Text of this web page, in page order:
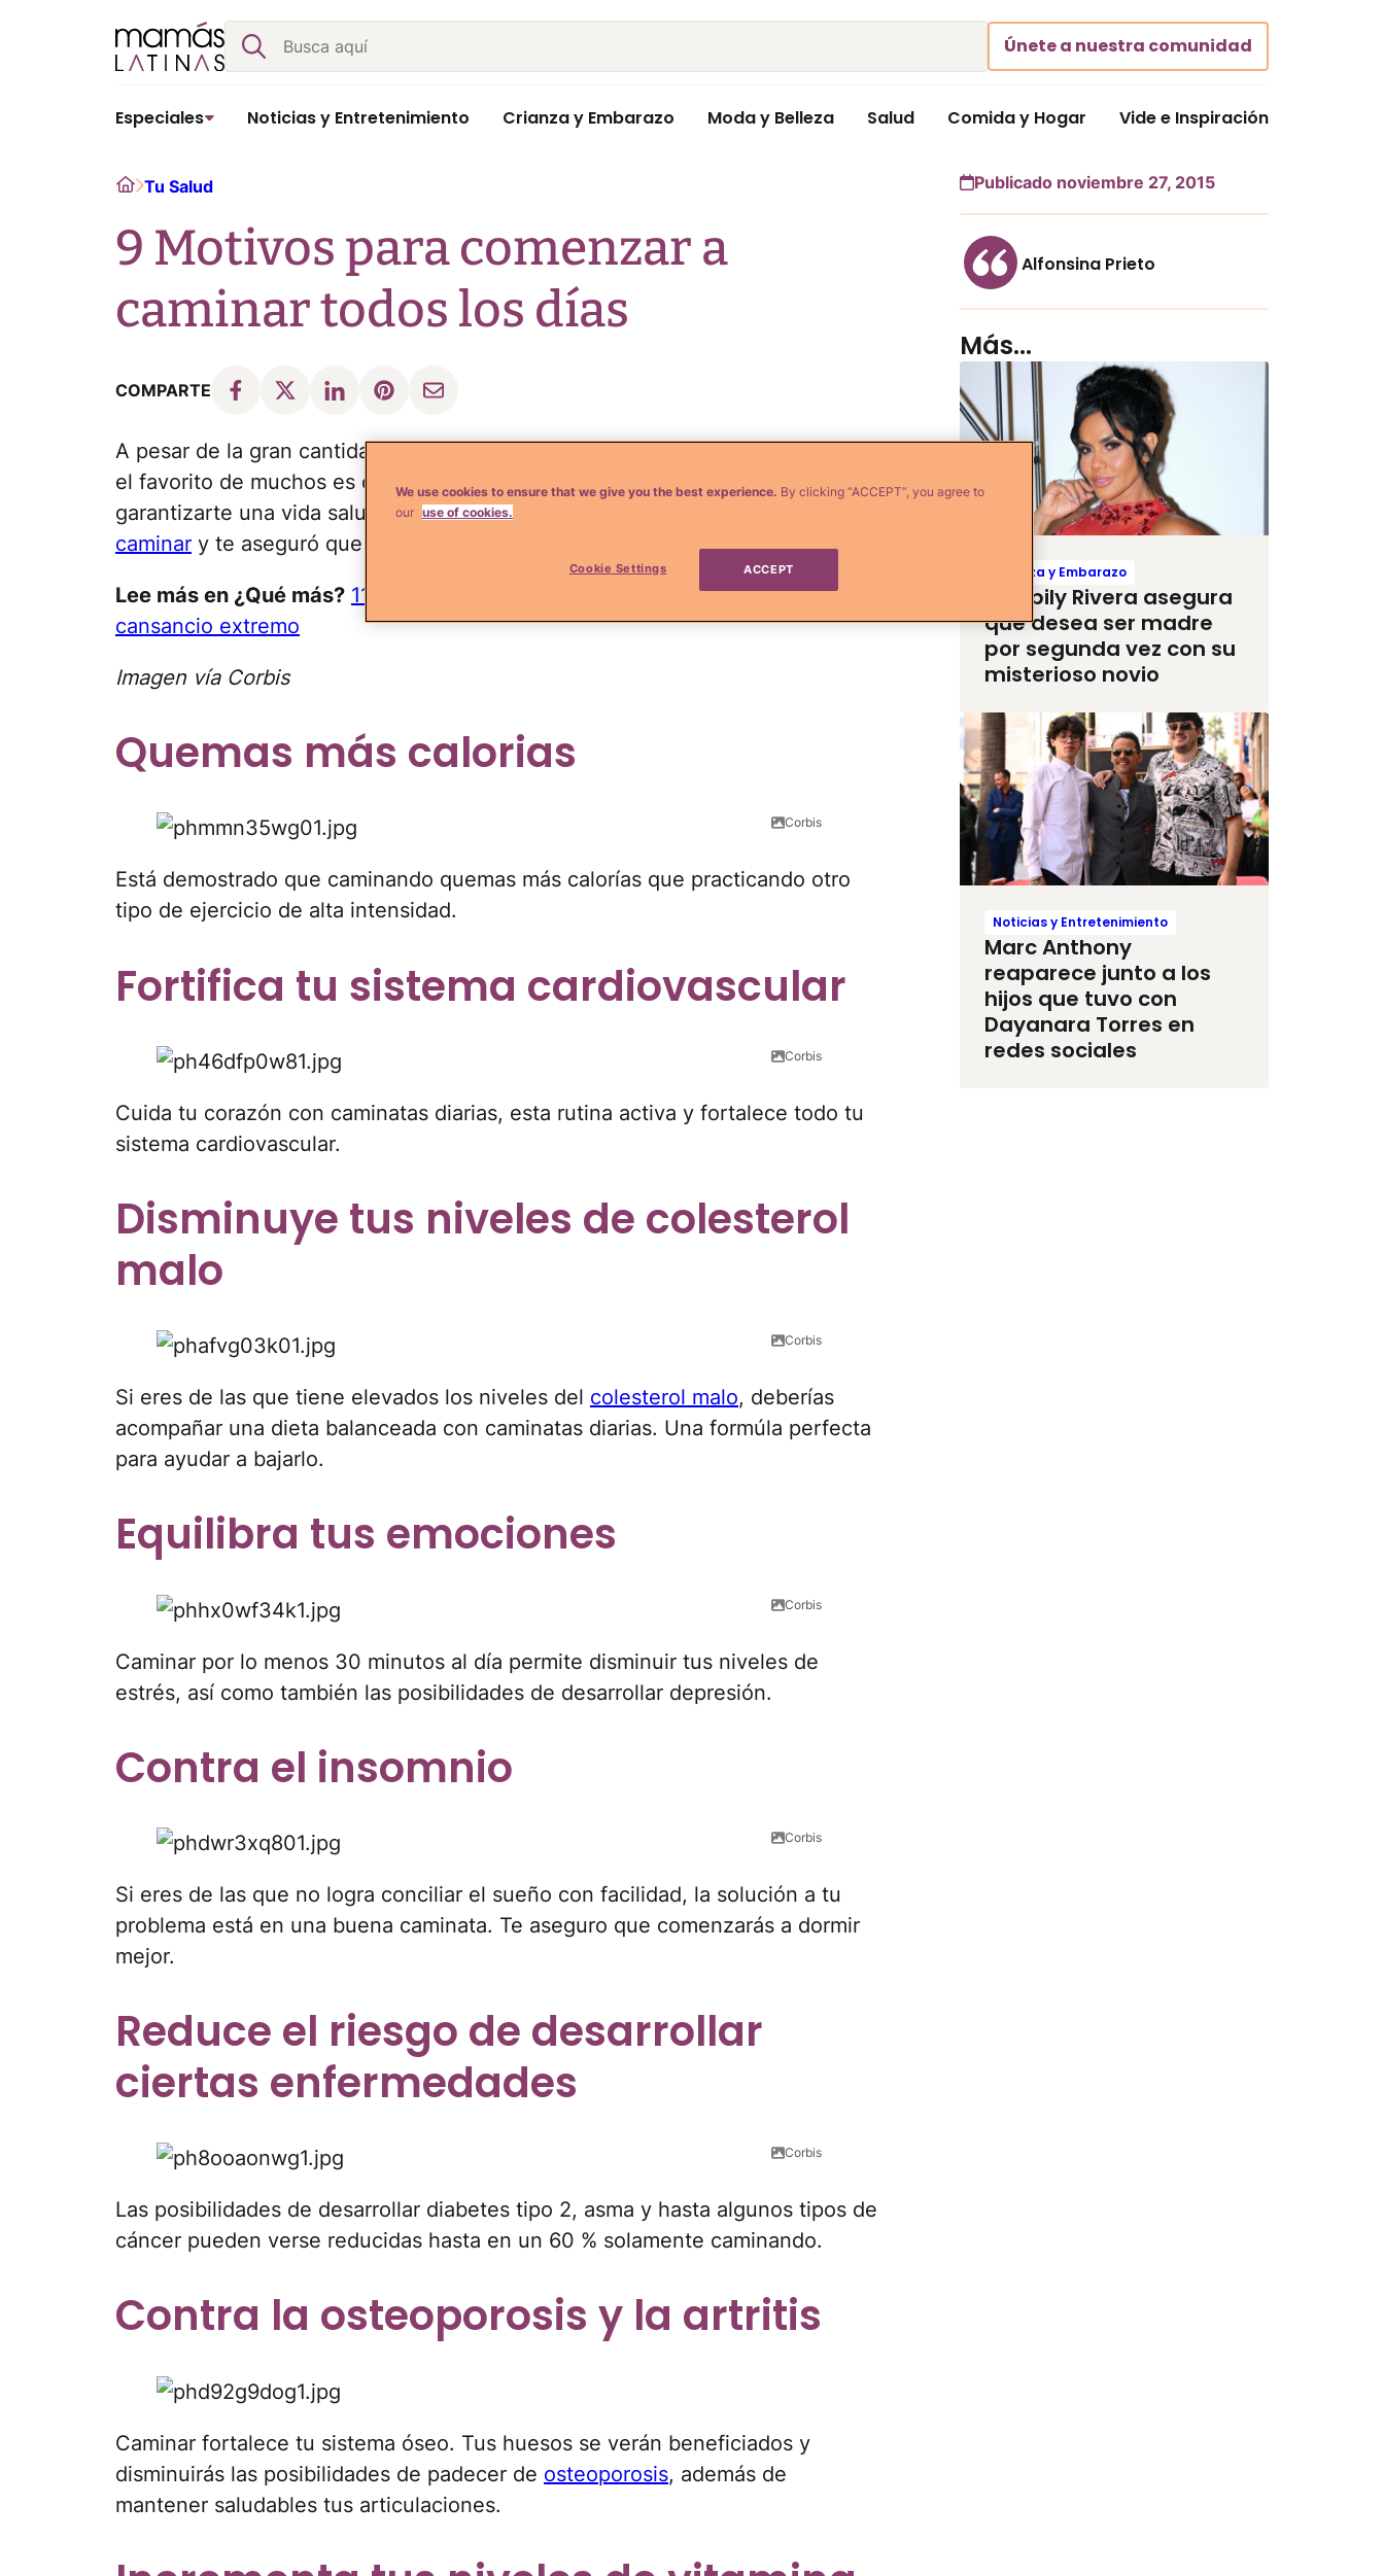
Buscar
Únete a nuestra comunidad
Especiales Noticias y Entretenimiento Crianza y Embarazo Moda y Belleza Salud Comida y Hogar Vide e Inspiración
HomeTu Salud
9 Motivos para comenzar a
caminar todos los días
COMPARTE
A pesar de la gran cantidad de ejercicios, deportes y disciplinas que existen,
el favorito de muchos es caminar, quizás porque es la manera más sencilla de
garantizarte una vida saludable.Descubre aquí algunos de los beneficios de
caminar y te aseguró que van más allá de quitarte esas libritas de más.
Lee más en ¿Qué más? 11 Alimentos revitalizantes para acabar con el
cansancio extremo
Imagen vía Corbis
Quemas más calorias
Corbis
Está demostrado que caminando quemas más calorías que practicando otro
tipo de ejercicio de alta intensidad.
Fortifica tu sistema cardiovascular
Corbis
Cuida tu corazón con caminatas diarias, esta rutina activa y fortalece todo tu
sistema cardiovascular.
Disminuye tus niveles de colesterol
malo
Corbis
Si eres de las que tiene elevados los niveles del colesterol malo, deberías
acompañar una dieta balanceada con caminatas diarias. Una formúla perfecta
para ayudar a bajarlo.
Equilibra tus emociones
Corbis
Caminar por lo menos 30 minutos al día permite disminuir tus niveles de
estrés, así como también las posibilidades de desarrollar depresión.
Contra el insomnio
Corbis
Si eres de las que no logra conciliar el sueño con facilidad, la solución a tu
problema está en una buena caminata. Te aseguro que comenzarás a dormir
mejor.
Reduce el riesgo de desarrollar
ciertas enfermedades
Corbis
Las posibilidades de desarrollar diabetes tipo 2, asma y hasta algunos tipos de
cáncer pueden verse reducidas hasta en un 60 % solamente caminando.
Contra la osteoporosis y la artritis
Caminar fortalece tu sistema óseo. Tus huesos se verán beneficiados y
disminuirás las posibilidades de padecer de osteoporosis, además de
mantener saludables tus articulaciones.
Publicado noviembre 27, 2015
Alfonsina Prieto
Más...
Crianza y Embarazo
Maripily Rivera asegura
que desea ser madre
por segunda vez con su
misterioso novio
Noticias y Entretenimiento
Marc Anthony
reaparece junto a los
hijos que tuvo con
Dayanara Torres en
redes sociales
We use cookies to ensure that we give you the best experience. By clicking “ACCEPT”, you agree to
our use of cookies.
Cookie Settings ACCEPT